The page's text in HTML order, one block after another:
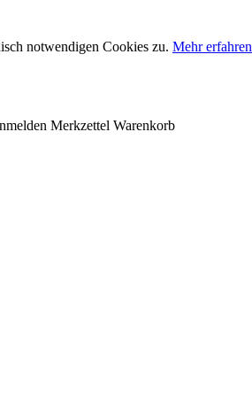
notwendigen Cookies zu. Mehr erfahren
Merkzettel Warenkorb